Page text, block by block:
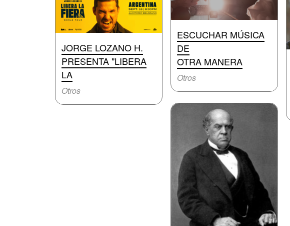
JORGE LOZANO H.
PRESENTA "LIBERA
LA
Otros
ESCUCHAR MÚSICA
DE
OTRA MANERA
Otros